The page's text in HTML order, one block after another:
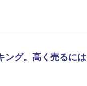
ング。高く売るに